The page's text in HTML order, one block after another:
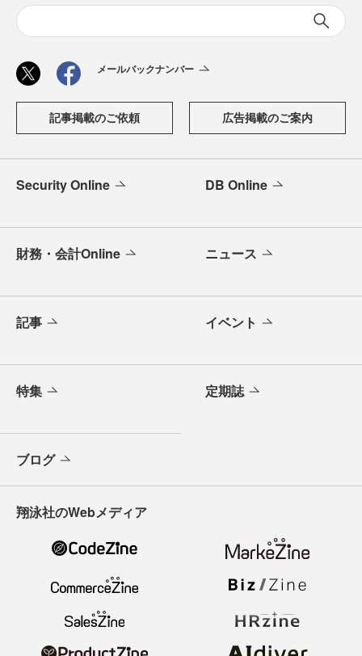
メールバックナンバー
記事掲載のご依頼 広告掲載のご案内
Security Online DB Online
財務・会計Online ニュース
記事 イベント
特集 定期誌
ブログ
翔泳社のWebメディア